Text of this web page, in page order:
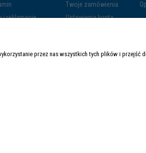
i reklamacje
koszty dostawy
Twoje zamówienia
Ustawienia konta
przez nas wszystkich tych plików i przejść